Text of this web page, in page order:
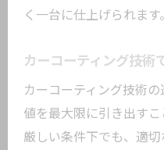
く一台に仕上げられます。
カーコーティング技術
カーコーティング技術
値を最大限に引き出す
厳しい条件下でも、適